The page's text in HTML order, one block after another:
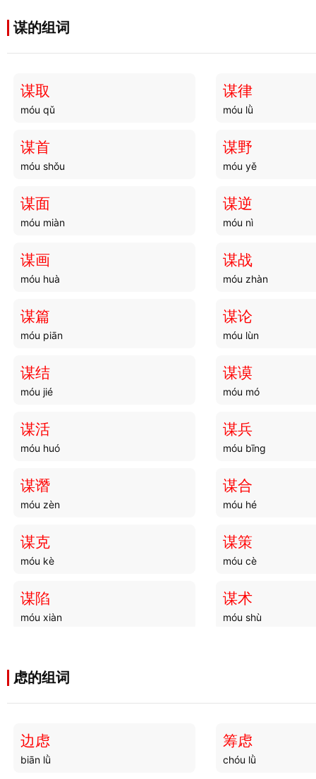
谋的组词
谋取
móu qǔ
谋律
móu lǜ
谋首
móu shǒu
谋野
móu yě
谋面
móu miàn
谋逆
móu nì
谋画
móu huà
谋战
móu zhàn
谋篇
móu piān
谋论
móu lùn
谋结
móu jié
谋谟
móu mó
谋活
móu huó
谋兵
móu bīng
谋谮
móu zèn
谋合
móu hé
谋克
móu kè
谋策
móu cè
谋陷
móu xiàn
谋术
móu shù
móu dù
谋约 谋夫
虑的组词
边虑
biān lǜ
筹虑
chóu lǜ